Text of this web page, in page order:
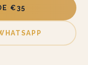
€35